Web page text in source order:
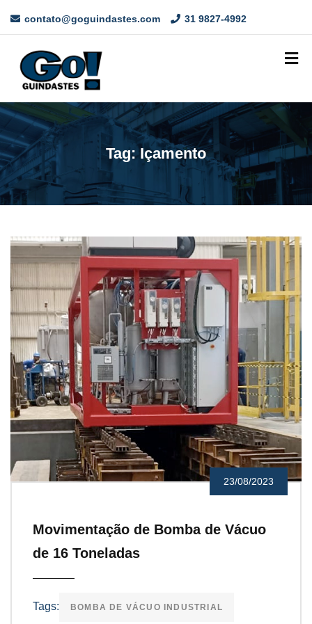
contato@goguindastes.com 31 9827-4992
Tag:Içamento
23/08/2023
Movimentação de Bomba de Vácuo
de 16 Toneladas
Tags: BOMBA DE VÁCUO INDUSTRIAL